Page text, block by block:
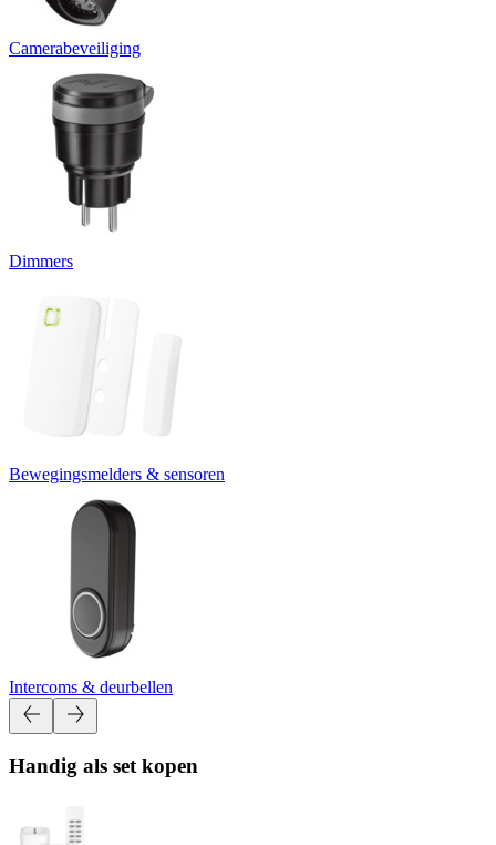
Camerabeveiliging
Dimmers
Bewegingsmelders & sensoren
Intercoms & deurbellen
Handig als set kopen